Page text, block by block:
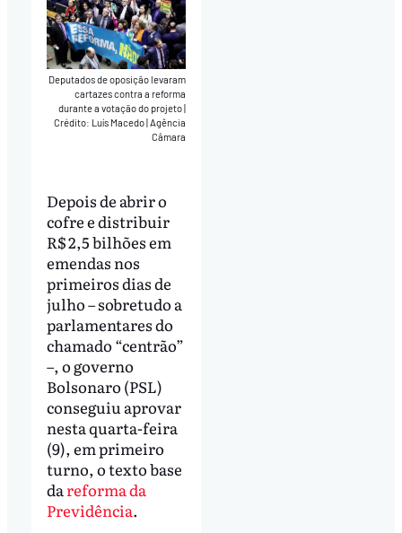
Deputados de oposição levaram
cartazes contra a reforma
durante a votação do projeto
Crédito: Luís Macedo | Agência
Câmara
Depois de abrir o
cofre e distribuir
R$ 2,5 bilhões em
emendas nos
primeiros dias de
julho – sobretudo a
parlamentares do
chamado “centrão”
–, o governo
Bolsonaro (PSL)
conseguiu aprovar
nesta quarta-feira
(9), em primeiro
turno, o texto base
da reforma da
Previdência.